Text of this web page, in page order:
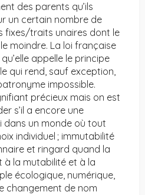
des parents qu’ils
un certain nombre de
fixes/traits unaires dont le
moindre. La loi française
appelle le principe
qui rend, sauf exception,
impossible.
précieux mais on est
s’il a encore une
dans un monde où tout
individuel ; immutabilité
et ringard quand la
à la mutabilité et à la
écologique, numérique,
changement de nom